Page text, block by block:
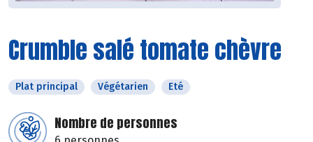
Crumble salé tomate chèvre
Plat principal Végétarien Eté
Nombre de personnes